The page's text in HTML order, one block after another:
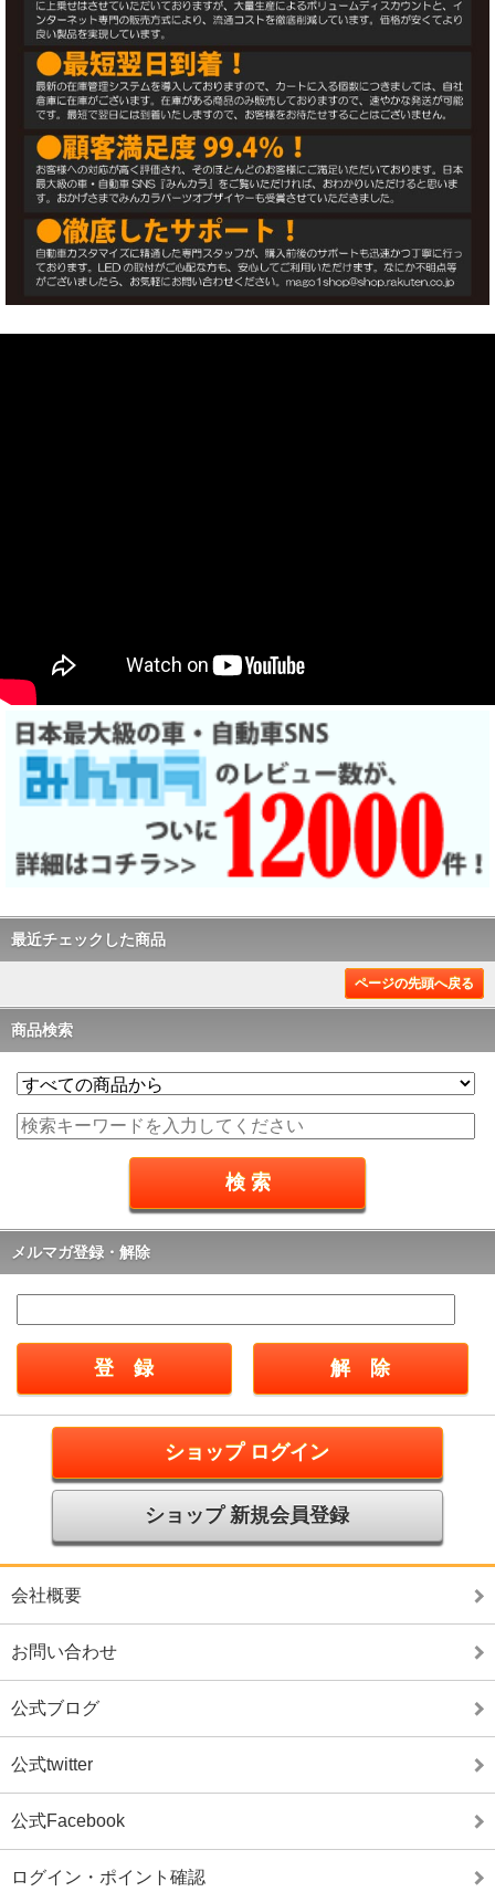
最近チェックした商品
ページの先頭へ戻る
商品検索
メルマガ登録・解除
ショップ ログイン
ショップ 新規会員登録
会社概要
お問い合わせ
公式ブログ
公式twitter
公式Facebook
ログイン・ポイント確認